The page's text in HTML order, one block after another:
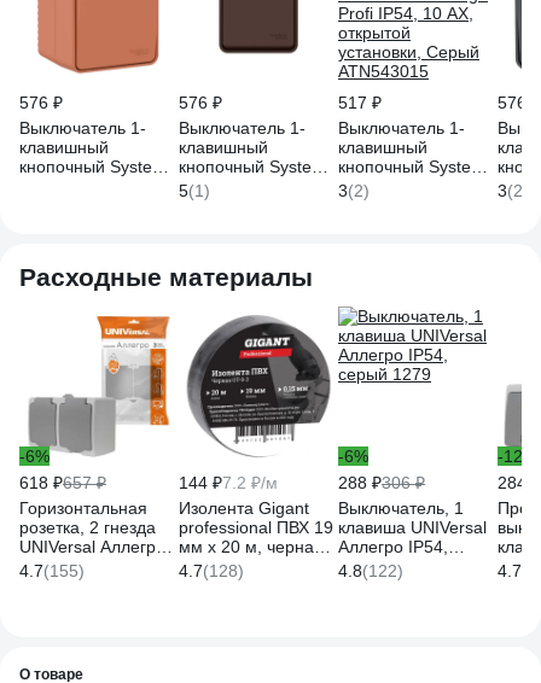
576 ₽
Выключатель 1-
клавишный
кнопочный Systeme
ATN547015
576 ₽
Выключатель 1-
клавишный
кнопочный Systeme
Electric AtlasDesign
Profi IP54, 10 АХ,
ATN546015
5(1)
517 ₽
Выключатель 1-
клавишный
кнопочный Systeme
Electric AtlasDesign
Profi IP54, 10 АХ,
3(2)
576 ₽
3(2)
Расходные материалы
-6%
618 ₽657 ₽
Горизонтальная
розетка, 2 гнезда
UNIVersal Аллегро
с/з, з/ш, IP54, с
крышкой, серая
4.7(155)
144 ₽7.2 ₽/м
Изолента Gigant
professional ПВХ 19
мм х 20 м, черная
GT-0-3
4.7(128)
-6%
288 ₽306 ₽
Выключатель, 1
клавиша UNIVersal
Аллегро IP54,
серый 1279
4.8(122)
-12%
284 ₽
4.7
О товаре